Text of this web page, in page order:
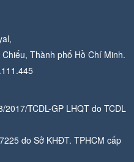
Thành phố Hồ Chí Minh.
TCDL-GP LHQT do TCDL
do Sở KHĐT. TPHCM cấp